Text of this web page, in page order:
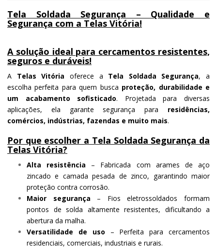
Tela Soldada Segurança – Qualidade e
Segurança com a Telas Vitória!
A solução ideal para cercamentos resistentes,
seguros e duráveis!
A Telas Vitória oferece a Tela Soldada Segurança, a
escolha perfeita para quem busca proteção, durabilidade e
um acabamento sofisticado. Projetada para diversas
aplicações, ela garante segurança para residências,
comércios, indústrias, fazendas e muito mais.
Por que escolher a Tela Soldada Segurança da
Telas Vitória?
Alta resistência – Fabricada com arames de aço
zincado e camada pesada de zinco, garantindo maior
proteção contra corrosão.
Maior segurança – Fios eletrossoldados formam
pontos de solda altamente resistentes, dificultando a
abertura da malha.
Versatilidade de uso – Perfeita para cercamentos
residenciais, comerciais, industriais e rurais.